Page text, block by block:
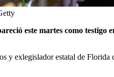
este martes como testigo
exlegislador estatal de